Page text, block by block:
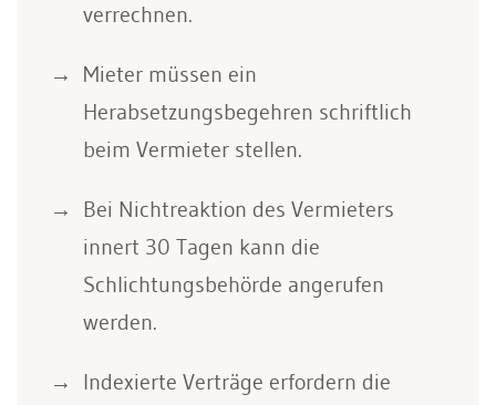
verrechnen.
Mieter müssen ein
Herabsetzungsbegehren schriftlich
beim Vermieter stellen.
Bei Nichtreaktion des Vermieters
innert 30 Tagen kann die
Schlichtungsbehörde angerufen
werden.
Indexierte Verträge erfordern die